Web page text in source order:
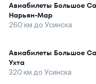
Авиабилеты Большое
Нарьян-Мар
260 км до Усинска
Авиабилеты Большое
Ухта
320 км до Усинска